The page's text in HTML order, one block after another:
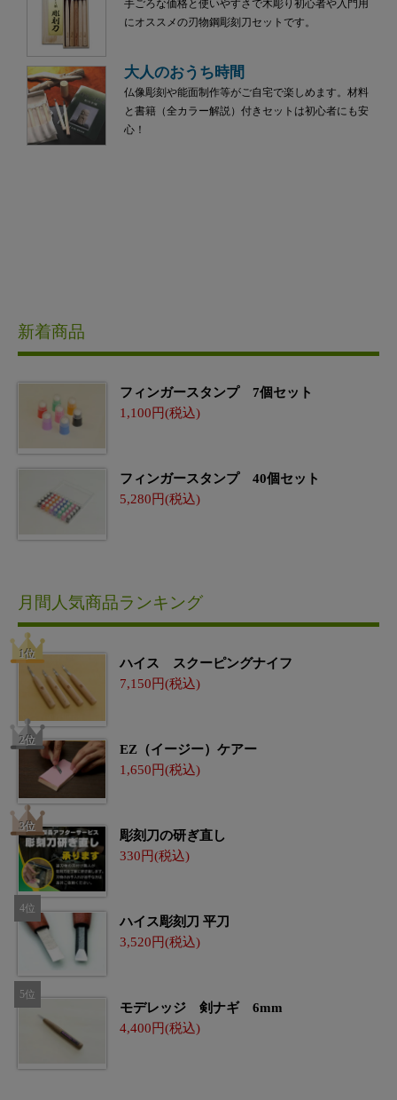
手ごろな価格と使いやすさで木彫り初心者や入門用
にオススメの刃物鋼彫刻刀セットです。
大人のおうち時間
仏像彫刻や能面制作等がご自宅で楽しめます。材料
と書籍（全カラー解説）付きセットは初心者にも安
心！
新着商品
フィンガースタンプ 7個セット
1,100
フィンガースタンプ 40個セット
5,280
月間人気商品ランキング
ハイス スクーピングナイフ
7,150
EZ（イージー）ケアー
1,650
彫刻刀の研ぎ直し
330
ハイス彫刻刀 平刀
3,520
モデレッジ 剣ナギ 6mm
4,400